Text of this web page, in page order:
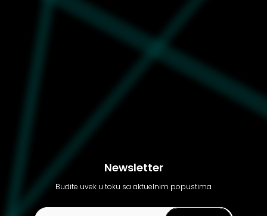
Ženske ski pantalone
Newsletter
Budite uvek u toku sa aktuelnim popustima